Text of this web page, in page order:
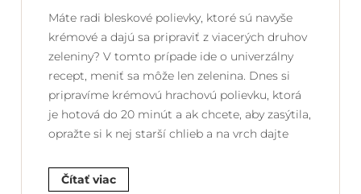
Máte radi bleskové polievky, ktoré sú navyše
krémové a dajú sa pripraviť z viacerých druhov
zeleniny? V tomto prípade ide o univerzálny
recept, meniť sa môže len zelenina. Dnes si
pripravíme krémovú hrachovú polievku, ktorá
je hotová do 20 minút a ak chcete, aby zasýtila,
opražte si k nej starší chlieb a na vrch dajte
Čítať viac